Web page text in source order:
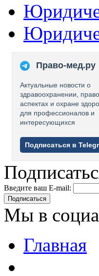
Право-мед.ру
Актуальные новости о
здравоохранении,
аспектах и охране
для профессионалов и
интересующихся
Подписаться в
Введите ваш E-mail:
Подписаться
Мы в
Главная